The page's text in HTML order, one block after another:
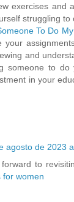
exercises and
struggling
To Do
your
and
someone to
in your
agosto de 2023
to
for women